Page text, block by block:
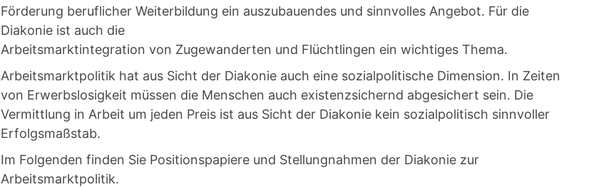
Förderung beruflicher Weiterbildung ein auszubauendes und sinnvolles Angebot. Für die
Diakonie ist auch die
Arbeitsmarktintegration von Zugewanderten und Flüchtlingen ein wichtiges Thema.
Arbeitsmarktpolitik hat aus Sicht der Diakonie auch eine sozialpolitische Dimension. In Zeiten
von Erwerbslosigkeit müssen die Menschen auch existenzsichernd abgesichert sein. Die
Vermittlung in Arbeit um jeden Preis ist aus Sicht der Diakonie kein sozialpolitisch sinnvoller
Erfolgsmaßstab.
Im Folgenden finden Sie Positionspapiere und Stellungnahmen der Diakonie zur
Arbeitsmarktpolitik.